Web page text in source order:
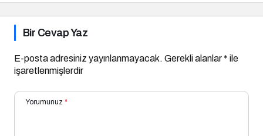
Bir Cevap Yaz
E-posta adresiniz yayınlanmayacak. Gerekli alanlar* ile
işaretlenmişlerdir
Yorumunuz *